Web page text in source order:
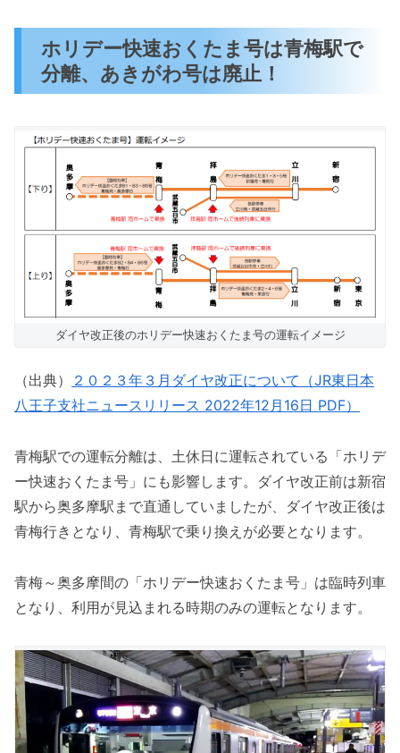
ホリデー快速おくたま号は青梅駅で
分離、あきがわ号は廃止！
ダイヤ改正後のホリデー快速おくたま号の運転イメージ
（出典）
２０２３年３月ダイヤ改正について（JR東日本
八王子支社ニュースリリース 2022年12月16日 PDF）
青梅駅での運転分離は、土休日に運転されている「ホリデ
ー快速おくたま号」にも影響します。ダイヤ改正前は新宿
駅から奥多摩駅まで直通していましたが、ダイヤ改正後は
青梅行きとなり、青梅駅で乗り換えが必要となります。
青梅～奥多摩間の「ホリデー快速おくたま号」は臨時列車
となり、利用が見込まれる時期のみの運転となります。